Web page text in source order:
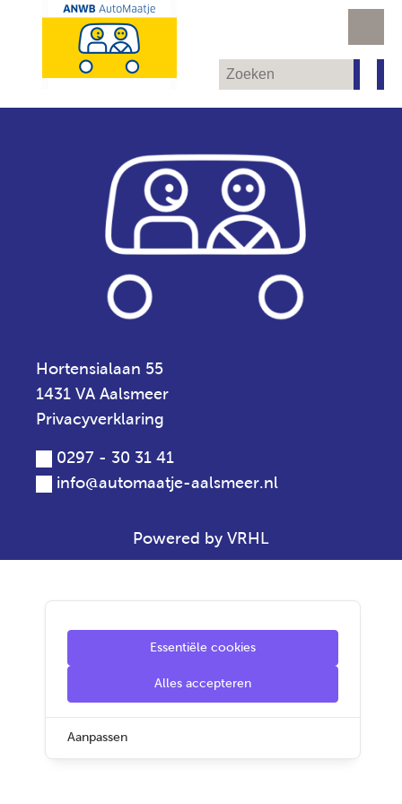
Hortensialaan 55
1431 VA Aalsmeer
Privacyverklaring
0297 - 30 31 41
info@automaatje-aalsmeer.nl
Powered by VRHL
Essentiële cookies
Alles accepteren
Aanpassen